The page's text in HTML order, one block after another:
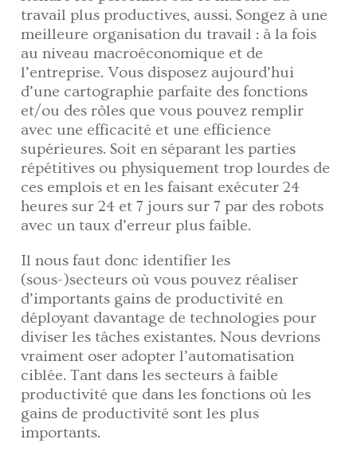
travail plus productives, aussi. Songez à une
meilleure organisation du travail : à la fois
au niveau macroéconomique et de
l’entreprise. Vous disposez aujourd’hui
d’une cartographie parfaite des fonctions
et/ou des rôles que vous pouvez remplir
avec une efficacité et une efficience
supérieures. Soit en séparant les parties
répétitives ou physiquement trop lourdes de
ces emplois et en les faisant exécuter 24
heures sur 24 et 7 jours sur 7 par des robots
avec un taux d’erreur plus faible.
Il nous faut donc identifier les
(sous-)secteurs où vous pouvez réaliser
d’importants gains de productivité en
déployant davantage de technologies pour
diviser les tâches existantes. Nous devrions
vraiment oser adopter l’automatisation
ciblée. Tant dans les secteurs à faible
productivité que dans les fonctions où les
gains de productivité sont les plus
importants.